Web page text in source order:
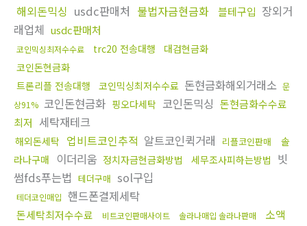
해외돈믹싱 usdc판매처 불법자금현금화 블테구입 장외거
래업체 usdc판매처
코인믹싱최저수수료 trc20 전송대행
대검현금화
코인돈현금화
트론리플 전송대행
코인믹싱최저수수료 돈현금화해외거래소 문
상91% 코인돈현금화 핑오다세탁 코인돈믹싱 돈현금화수수료
최저 세탁재테크
해외돈세탁 업비트코인추적 알트코인퀵거래 리플코인판매
솔
라나구매
이더리움 정치자금현금화방법 세무조사피하는방법 빗
썸fds푸는법 테더구매 sol구입
테더코인매입 핸드폰결제세탁
돈세탁최저수수료 비트코인판매사이트 솔라나매입 솔라나판매
소액